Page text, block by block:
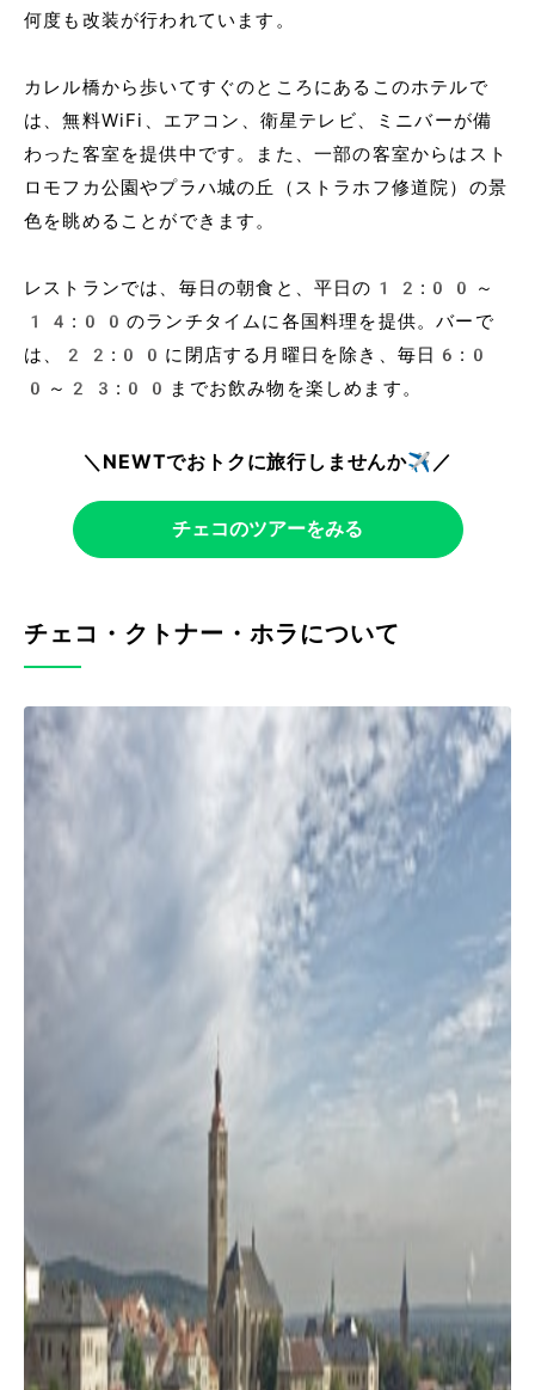
何度も改装が行われています。
カレル橋から歩いてすぐのところにあるこのホテルで
は、無料WiFi、エアコン、衛星テレビ、ミニバーが備
わった客室を提供中です。また、一部の客室からはスト
ロモフカ公園やプラハ城の丘（ストラホフ修道院）の景
色を眺めることができます。
レストランでは、毎日の朝食と、平日の12:00～
14:00のランチタイムに各国料理を提供。バーで
は、22:00に閉店する月曜日を除き、毎日6:0
0～23:00までお飲み物を楽しめます。
＼NEWTでおトクに旅行しませんか✈️／
チェコのツアーをみる
チェコ・クトナー・ホラについて